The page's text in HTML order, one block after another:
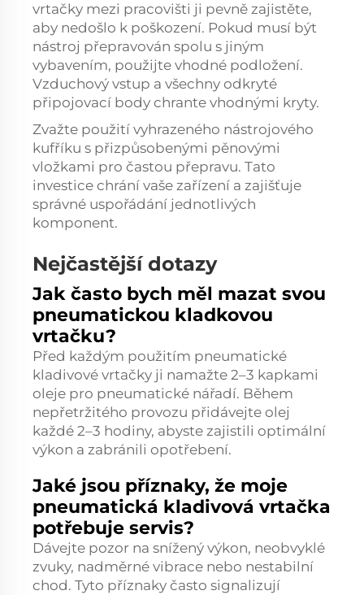
vrtačky mezi pracovišti ji pevně zajistěte,
aby nedošlo k poškození. Pokud musí být
nástroj přepravován spolu s jiným
vybavením, použijte vhodné podložení.
Vzduchový vstup a všechny odkryté
připojovací body chrante vhodnými kryty.
Zvažte použití vyhrazeného nástrojového
kufříku s přizpůsobenými pěnovými
vložkami pro častou přepravu. Tato
investice chrání vaše zařízení a zajišťuje
správné uspořádání jednotlivých
komponent.
Nejčastější dotazy
Jak často bych měl mazat svou
pneumatickou kladkovou
vrtačku?
Před každým použitím pneumatické
kladivové vrtačky ji namažte 2–3 kapkami
oleje pro pneumatické nářadí. Během
nepřetržitého provozu přidávejte olej
každé 2–3 hodiny, abyste zajistili optimální
výkon a zabránili opotřebení.
Jaké jsou příznaky, že moje
pneumatická kladivová vrtačka
potřebuje servis?
Dávejte pozor na snížený výkon, neobvyklé
zvuky, nadměrné vibrace nebo nestabilní
chod. Tyto příznaky často signalizují